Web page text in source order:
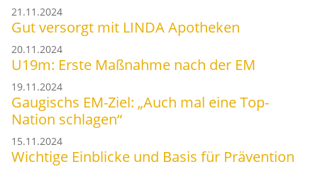
21.11.2024
Gut versorgt mit LINDA Apotheken
20.11.2024
U19m: Erste Maßnahme nach der EM
19.11.2024
Gaugischs EM-Ziel: „Auch mal eine Top-
Nation schlagen“
15.11.2024
Wichtige Einblicke und Basis für Prävention